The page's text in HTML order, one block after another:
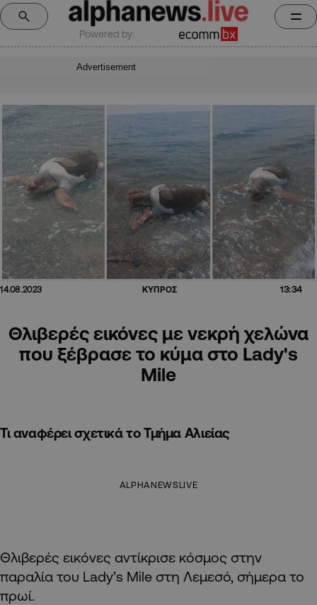
Powered by:
Advertisement
14.08.2023 ΚΥΠΡΟΣ 13:34
Θλιβερές εικόνες με νεκρή χελώνα
που ξέβρασε το κύμα στο Lady's
Mile
Τι αναφέρει σχετικά το Τμήμα Αλιείας
ALPHANEWSLIVE
Θλιβερές εικόνες αντίκρισε κόσμος στην
παραλία του Lady’s Mile στη Λεμεσό, σήμερα το
πρωί.